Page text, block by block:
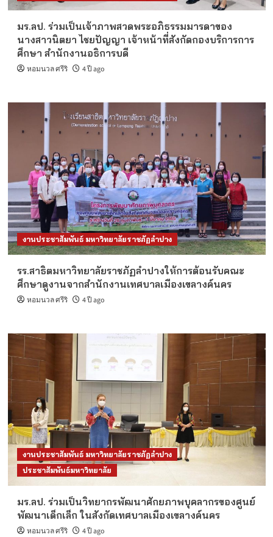
มร.ลป. ร่วมเป็นเจ้าภาพสวดพระอภิธรรมมารดาของ
นางสาวนิตยา ไชยปัญญา เจ้าหน้าที่สังกัดกองบริการการ
ศึกษา สำนักงานอธิการบดี
หอมนวล ศรีริ 4 ปี ago
งานประชาสัมพันธ์ มหาวิทยาลัยราชภัฏลำปาง
รร.สาธิตมหาวิทยาลัยราชภัฏลำปางให้การต้อนรับคณะ
ศึกษาดูงานจากสำนักงานเทศบาลเมืองเขลางค์นคร
หอมนวล ศรีริ 4 ปี ago
งานประชาสัมพันธ์ มหาวิทยาลัยราชภัฏลำปาง
ประชาสัมพันธ์มหาวิทยาลัย
มร.ลป. ร่วมเป็นวิทยากรพัฒนาศักยภาพบุคลากรของศูนย์
พัฒนาเด็กเล็ก ในสังกัดเทศบาลเมืองเขลางค์นคร
หอมนวล ศรีริ 4 ปี ago